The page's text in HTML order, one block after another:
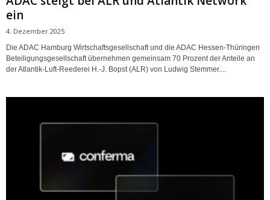
ein
4. Dezember 2025
Die ADAC Hamburg Wirtschaftsgesellschaft und die ADAC Hessen-Thüringen
Beteiligungsgesellschaft übernehmen gemeinsam 70 Prozent der Anteile an
der Atlantik-Luft-Reederei H.-J. Bopst (ALR) von Ludwig Stemmer....